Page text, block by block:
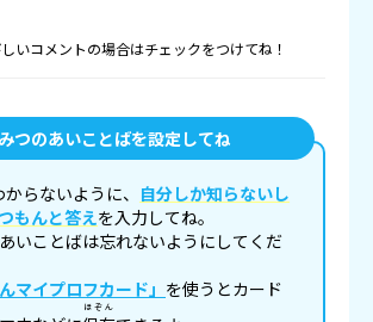
いコメントの場合はチェックをつけてね！
つのあいことばを設定してね
らないように、 自分しか知らないし
つもんと答えを入力してね。
いことばは忘れないようにしてくだ
マイプロフカード」 を使うとカード
ほぞん